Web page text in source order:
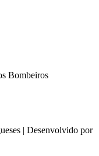
Bombeiros
| Desenvolvido por